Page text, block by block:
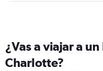
¿Vas a viajar a
Charlotte?